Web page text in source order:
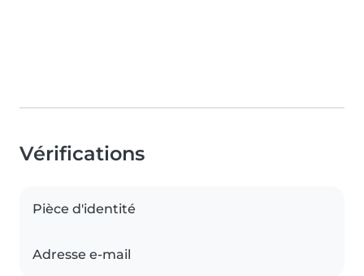
Vérifications
Pièce d'identité
Adresse e-mail